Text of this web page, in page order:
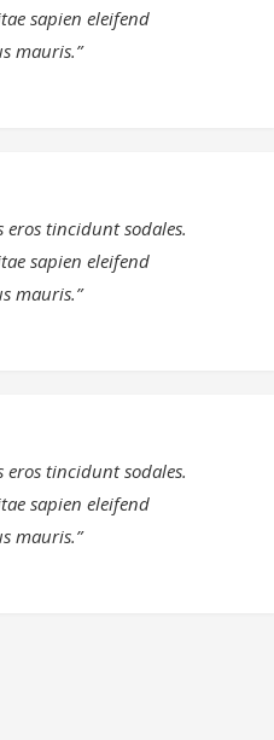
sapien eleifend
mauris.”
tincidunt sodales.
sapien eleifend
mauris.”
tincidunt sodales.
sapien eleifend
mauris.”